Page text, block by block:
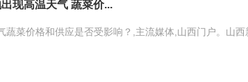
现高温天气 蔬菜价...
蔬菜价格和供应是否受影响？,主流媒体,山西门户。山